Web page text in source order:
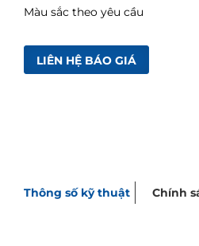
Màu sắc theo yêu cầu
LIÊN HỆ BÁO GIÁ
Thông số kỹ thuật Chính